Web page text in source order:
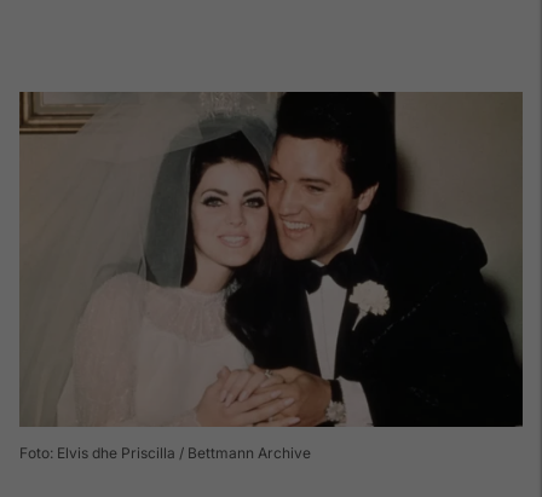
Foto: Elvis dhe Priscilla / Bettmann Archive